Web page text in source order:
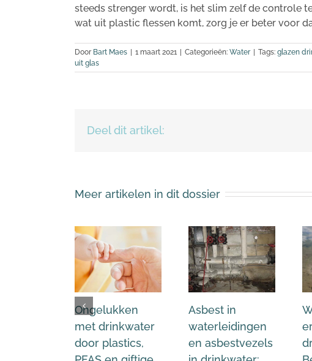
steeds strenger wordt, is het slim zelf de controle
wat uit plastic flessen komt, zorg je er beter voor
Door Bart Maes | 1 maart 2021 | Categorieën: Water | Tags: glazen
uit glas
Deel dit artikel:
Meer artikelen in dit dossier
Ongelukken
met drinkwater
door plastics,
Asbest in
waterleidingen
en asbestvezels